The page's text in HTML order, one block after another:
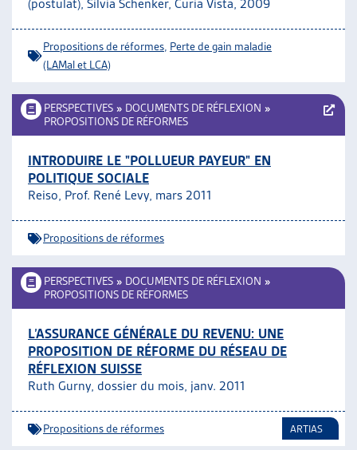
(postulat), Silvia Schenker, Curia Vista, 2009
Propositions de réformes Perte de gain maladie
(LAMal et LCA)
PERSPECTIVES » DOCUMENTS DE RÉFLEXION »
PROPOSITIONS DE RÉFORMES
INTRODUIRE LE "POLLUEUR PAYEUR" EN
POLITIQUE SOCIALE
Reiso, Prof. René Levy, mars 2011
Propositions de réformes
PERSPECTIVES » DOCUMENTS DE RÉFLEXION »
PROPOSITIONS DE RÉFORMES
L’ASSURANCE GÉNÉRALE DU REVENU: UNE
PROPOSITION DE RÉFORME DU RÉSEAU DE
RÉFLEXION SUISSE
Ruth Gurny, dossier du mois, janv. 2011
Propositions de réformes ARTIAS